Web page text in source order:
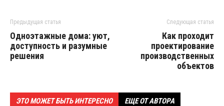
Предыдущая статья
Одноэтажные дома: уют,
доступность и разумные
решения
Следующая статья
Как проходит
проектирование
производственных
объектов
ЭТО МОЖЕТ БЫТЬ ИНТЕРЕСНО ЕЩЕ ОТ АВТОРА